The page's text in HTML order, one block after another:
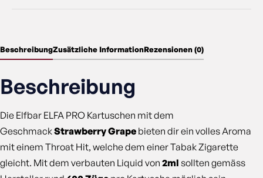
BeschreibungZusätzliche InformationRezensionen (0)
Beschreibung
Die Elfbar ELFA PRO Kartuschen mit dem
GeschmackStrawberry Grape bieten dir ein volles Aroma
mit einem Throat Hit, welche dem einer Tabak Zigarette
gleicht. Mit dem verbauten Liquid von 2ml sollten gemäss